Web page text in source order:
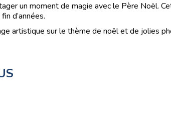
un moment de magie avec le Père Noël.
d’années.
artistique sur le thème de noël et de jolies